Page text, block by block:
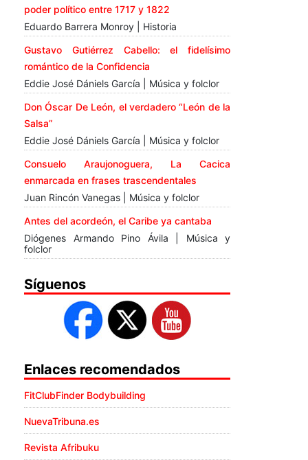
poder político entre 1717 y 1822
Eduardo Barrera Monroy | Historia
Gustavo Gutiérrez Cabello: el fidelísimo
romántico de la Confidencia
Eddie José Dániels García | Música y folclor
Don Óscar De León, el verdadero “León de la
Salsa”
Eddie José Dániels García | Música y folclor
Consuelo Araujonoguera, La Cacica
enmarcada en frases trascendentales
Juan Rincón Vanegas | Música y folclor
Antes del acordeón, el Caribe ya cantaba
Diógenes Armando Pino Ávila | Música y
folclor
Síguenos
Enlaces recomendados
FitClubFinder Bodybuilding
NuevaTribuna.es
Revista Afribuku